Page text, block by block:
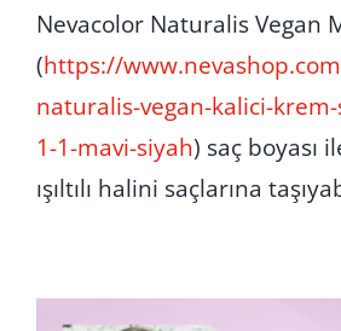
Nevacolor Naturalis Vegan
(https://
naturalis-vegan-kalici-
1-1-mavi-siyah) saç boyası
ışıltılı halini saçlarına